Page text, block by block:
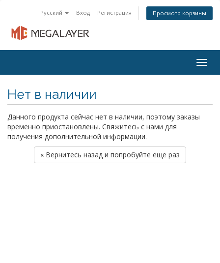
Русский Вход Регистрация Просмотр корзины
Нет в наличии
Данного продукта сейчас нет в наличии, поэтому заказы
временно приостановлены. Свяжитесь с нами для
получения дополнительной информации.
« Вернитесь назад и попробуйте еще раз